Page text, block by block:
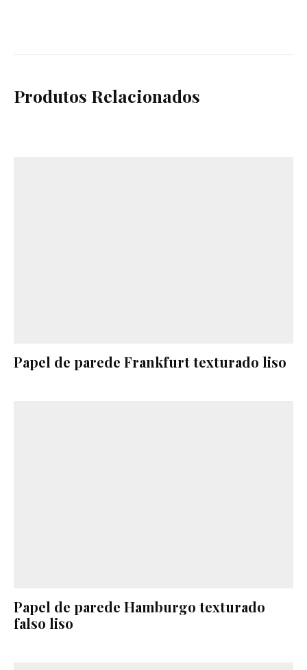
Produtos Relacionados
Papel de parede Frankfurt texturado liso
Papel de parede Hamburgo texturado
falso liso